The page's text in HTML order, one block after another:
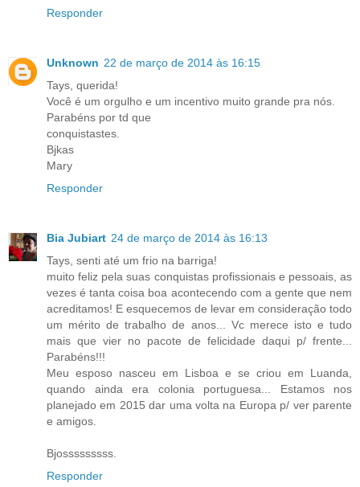
Responder
Unknown 22 de março de 2014 às 16:15
Tays, querida!
Você é um orgulho e um incentivo muito grande pra nós.
Parabéns por td que
conquistastes.
Bjkas
Mary
Responder
Bia Jubiart 24 de março de 2014 às 16:13
Tays, senti até um frio na barriga!
muito feliz pela suas conquistas profissionais e pessoais, as
vezes é tanta coisa boa acontecendo com a gente que nem
acreditamos! E esquecemos de levar em consideração todo
um mérito de trabalho de anos... Vc merece isto e tudo
mais que vier no pacote de felicidade daqui p/ frente...
Parabéns!!!
Meu esposo nasceu em Lisboa e se criou em Luanda,
quando ainda era colonia portuguesa... Estamos nos
planejado em 2015 dar uma volta na Europa p/ ver parente
e amigos.
Bjosssssssss.
Responder